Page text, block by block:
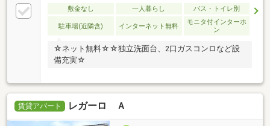
敷金なし 一人暮らし バス・トイレ別
駐車場(近隣含) インターネット無料
モニタ付インターホ
ン
☆ネット無料☆☆独立洗面台、2口ガスコンロなど設
備充実☆
賃貸アパート レガーロ Ａ